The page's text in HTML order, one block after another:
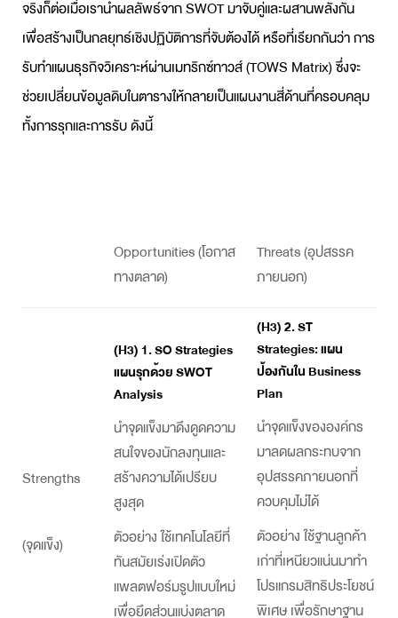
จริงก็ต่อเมื่อเรานำผลลัพธ์จาก SWOT มาจับคู่และผสานพลังกัน
เพื่อสร้างเป็นกลยุทธ์เชิงปฏิบัติการที่จับต้องได้ หรือที่เรียกกันว่า การ
รับทำแผนธุรกิจวิเคราะห์ผ่านเมทริกซ์ทาวส์ (TOWS Matrix) ซึ่งจะ
ช่วยเปลี่ยนข้อมูลดิบในตารางให้กลายเป็นแผนงานสี่ด้านที่ครอบคลุม
ทั้งการรุกและการรับ ดังนี้
Opportunities (โอกาส
ทางตลาด)
Threats (อุปสรรค
ภายนอก)
Strengths
(จุดแข็ง)
(H3) 1. SO Strategies
แผนรุกด้วยSWOT
Analysis
นำจุดแข็งมาดึงดูดความ
สนใจของนักลงทุนและ
สร้างความได้เปรียบ
สูงสุด
ตัวอย่าง ใช้เทคโนโลยีที่
ทันสมัยเร่งเปิดตัว
แพลตฟอร์มรูปแบบใหม่
เพื่อยึดส่วนแบ่งตลาด
(H3) 2. ST
Strategies: แผน
ป้องกันในBusiness
Plan
นำจุดแข็งขององค์กร
มาลดผลกระทบจาก
อุปสรรคภายนอกที่
ควบคุมไม่ได้
ตัวอย่าง ใช้ฐานลูกค้า
เก่าที่เหนียวแน่นมาทำ
โปรแกรมสิทธิประโยชน์
พิเศษ เพื่อรักษาฐาน